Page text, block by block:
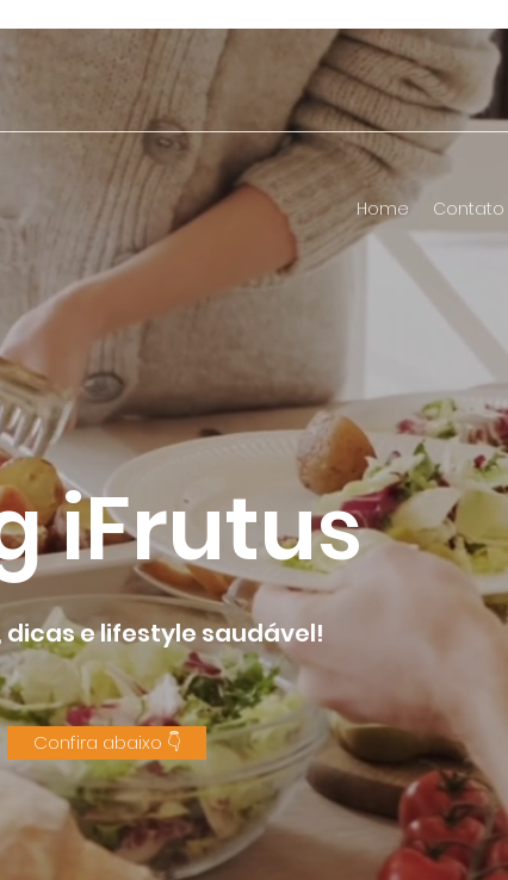
Home Contato
iFrutus
dicas e lifestyle saudável!
Confira abaixo 👇